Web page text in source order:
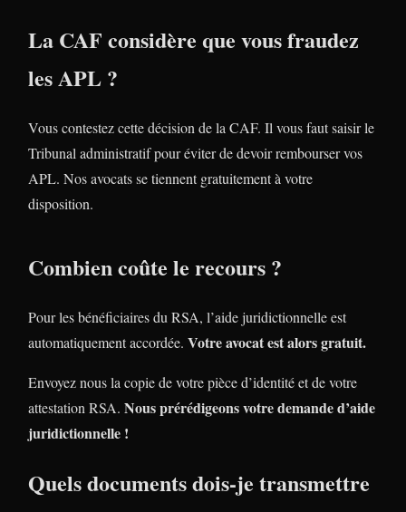
La CAF considère que vous fraudez
les APL ?
Vous contestez cette décision de la CAF. Il vous faut saisir le
Tribunal administratif pour éviter de devoir rembourser vos
APL. Nos avocats se tiennent gratuitement à votre
disposition.
Combien coûte le recours ?
Pour les bénéficiaires du RSA, l’aide juridictionnelle est
automatiquement accordée. Votre avocat est alors gratuit.
Envoyez nous la copie de votre pièce d’identité et de votre
attestation RSA. Nous prérédigeons votre demande d’aide
juridictionnelle !
Quels documents dois-je transmettre